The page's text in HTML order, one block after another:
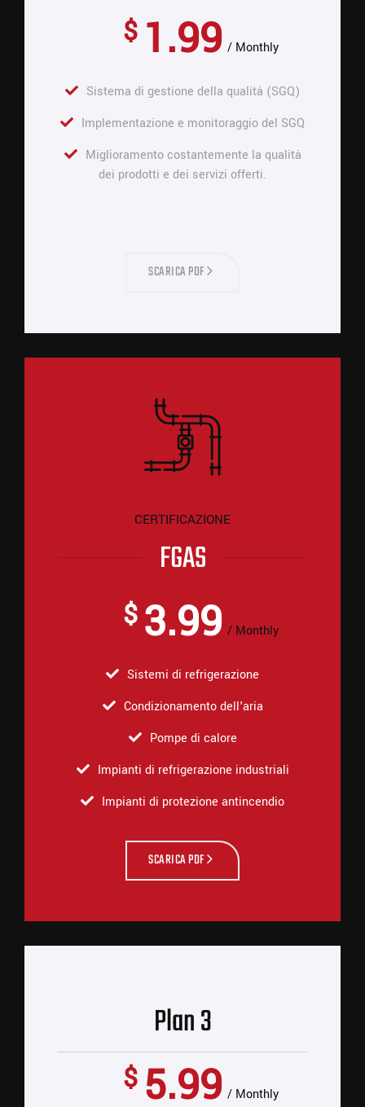
$ 1.99 Monthly
Sistema di gestione della qualità (SGQ)
Implementazione e monitoraggio del SGQ
Miglioramento costantemente la qualità
dei prodotti e dei servizi offerti.
SCARICA PDF
CERTIFICAZIONE
FGAS
$ 3.99 Monthly
Sistemi di refrigerazione
Condizionamento dell'aria
Pompe di calore
Impianti di refrigerazione industriali
Impianti di protezione antincendio
SCARICA PDF
Plan 3
$ 5.99 Monthly